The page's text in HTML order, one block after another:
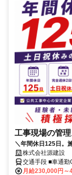
工事現場の管
＼年間休日125日。
工事も多数手掛ける
る。それが私たちの
株式会社源建設
月給230,000円～